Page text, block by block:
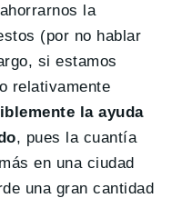
la
(por no hablar
si estamos
relativamente
la ayuda
, pues la cuantía
en una ciudad
una gran cantidad